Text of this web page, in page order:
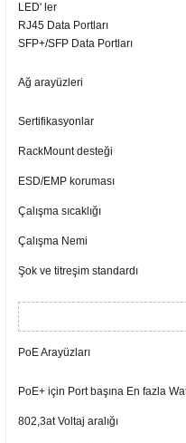
LED' ler
RJ45 Data Portları
SFP+/SFP Data Portları
Ağ arayüzleri
Sertifikasyonlar
RackMount desteği
ESD/EMP koruması
Çalışma sıcaklığı
Çalışma Nemi
Şok ve titreşim standardı
PoE Arayüzları
PoE+ için Port başına En fazla
802,3at Voltaj aralığı